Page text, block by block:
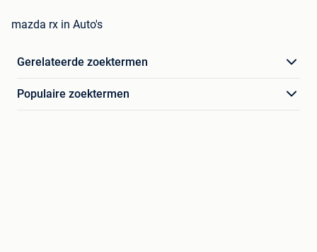
mazda rx in Auto's
Gerelateerde zoektermen
Populaire zoektermen